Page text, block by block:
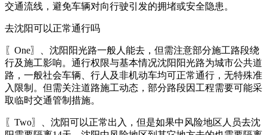
交通流线，避免车辆对向行驶引发的拥堵或安全隐患。
去沈阳可以正常通行吗
〖One〗、沈阳阳光路一般人能去，但需注意部分施工路段绕
行及施工影响。通行权限与基本情况沈阳阳光路为城市公共道
路，一般社会车辆、行人及非机动车均可正常通行，无特殊准
入限制。但需关注道路施工动态，部分路段因工程需要可能采
取临时交通管制措施。
〖Two〗、沈阳可以正常出入，但是如果中风险地区人员去沈